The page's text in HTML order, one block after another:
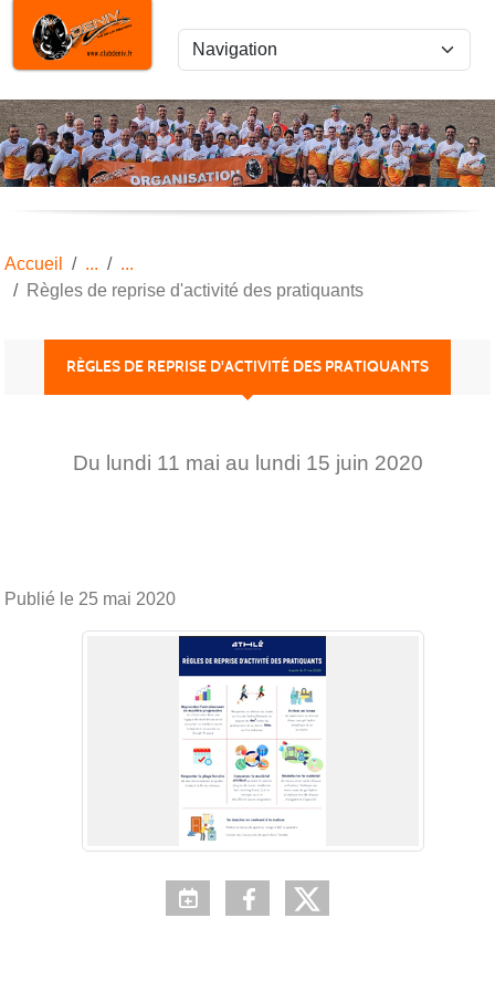
Accueil
Règles de reprise d'activité des pratiquants
RÈGLES DE REPRISE D'ACTIVITÉ DES PRATIQUANTS
Du lundi 11 mai au lundi 15 juin 2020
Publié le 25 mai 2020
Panneau de gestion des cookies